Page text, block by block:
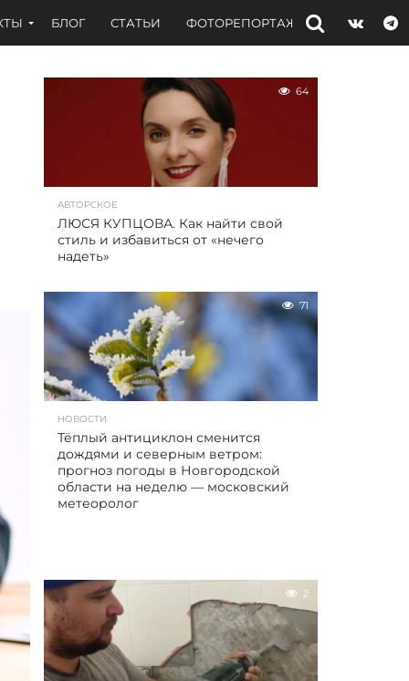
БЛОГ СТАТЬИ ФОТОРЕПОРТАЖИ ИНТЕРВЬЮ
64
АВТОРСКОЕ
ЛЮСЯ КУПЦОВА. Как найти свой
стиль и избавиться от «нечего
надеть»
71
НОВОСТИ
Тёплый антициклон сменится
дождями и северным ветром:
прогноз погоды в Новгородской
области на неделю — московский
метеоролог
2